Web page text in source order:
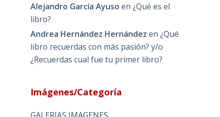
Alejandro García Ayuso en ¿Qué es el
libro?
Andrea Hernández Hernández en ¿Qué
libro recuerdas con más pasión? y/o
¿Recuerdas cual fue tu primer libro?
Imágenes/Categoría